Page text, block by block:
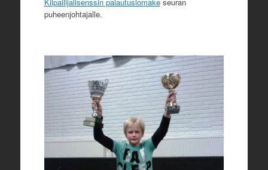
puheenjohtajalle.